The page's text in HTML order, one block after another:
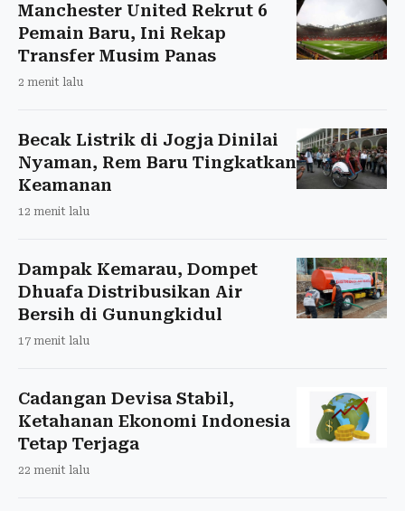
Manchester United Rekrut 6
Pemain Baru, Ini Rekap
Transfer Musim Panas
2 menit lalu
Becak Listrik di Jogja Dinilai
Nyaman, Rem Baru Tingkatkan
Keamanan
12 menit lalu
Dampak Kemarau, Dompet
Dhuafa Distribusikan Air
Bersih di Gunungkidul
17 menit lalu
Cadangan Devisa Stabil,
Ketahanan Ekonomi Indonesia
Tetap Terjaga
22 menit lalu